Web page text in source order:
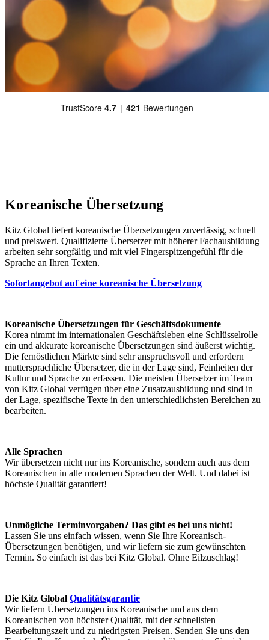
Koreanische Übersetzung
Kitz Global liefert koreanische Übersetzungen zuverlässig, schnell
und preiswert. Qualifizierte Übersetzer mit höherer Fachausbildung
arbeiten sehr sorgfältig und mit viel Fingerspitzengefühl für die
Sprache an Ihren Texten.
Sofortangebot auf eine koreanische Übersetzung
Koreanische Übersetzungen für Geschäftsdokumente
Korea nimmt im internationalen Geschäftsleben eine Schlüsselrolle
ein und akkurate koreanische Übersetzungen sind äußerst wichtig.
Die fernöstlichen Märkte sind sehr anspruchsvoll und erfordern
muttersprachliche Übersetzer, die in der Lage sind, Feinheiten der
Kultur und Sprache zu erfassen. Die meisten Übersetzer im Team
von Kitz Global verfügen über eine Zusatzausbildung und sind in
der Lage, spezifische Texte in den unterschiedlichsten Bereichen zu
bearbeiten.
Alle Sprachen
Wir übersetzen nicht nur ins Koreanische, sondern auch aus dem
Koreanischen in alle modernen Sprachen der Welt. Und dabei ist
höchste Qualität garantiert!
Unmögliche Terminvorgaben? Das gibt es bei uns nicht!
Lassen Sie uns einfach wissen, wenn Sie Ihre Koreanisch-
Übersetzungen benötigen, und wir liefern sie zum gewünschten
Termin. So einfach ist das bei Kitz Global. Ohne Eilzuschlag!
Die Kitz Global Qualitätsgarantie
Wir liefern Übersetzungen ins Koreanische und aus dem
Koreanischen von höchster Qualität, mit der schnellsten
Bearbeitungszeit und zu niedrigsten Preisen. Senden Sie uns den